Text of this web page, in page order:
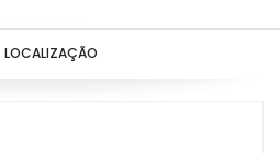
LOCALIZAÇÃO